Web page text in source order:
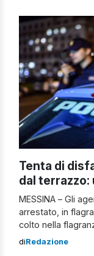
ogni forma
Tenta di
dal terrazzo:
MESSINA – Gli
arrestato, in
colto nella
di spaccio. Il
diRedazione